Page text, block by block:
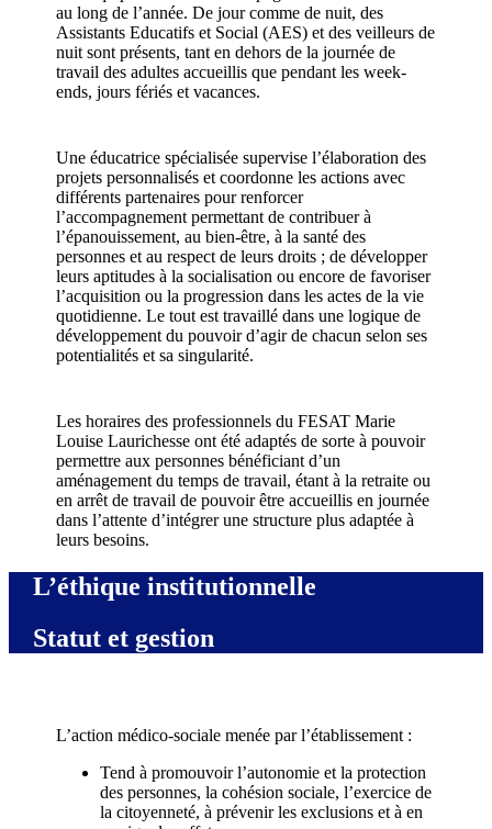
au long de l’année. De jour comme de nuit, des
Assistants Educatifs et Social (AES) et des veilleurs de
nuit sont présents, tant en dehors de la journée de
travail des adultes accueillis que pendant les week-
ends, jours fériés et vacances.
Une éducatrice spécialisée supervise l’élaboration des
projets personnalisés et coordonne les actions avec
différents partenaires pour renforcer
l’accompagnement permettant de contribuer à
l’épanouissement, au bien-être, à la santé des
personnes et au respect de leurs droits ; de développer
leurs aptitudes à la socialisation ou encore de favoriser
l’acquisition ou la progression dans les actes de la vie
quotidienne. Le tout est travaillé dans une logique de
développement du pouvoir d’agir de chacun selon ses
potentialités et sa singularité.
Les horaires des professionnels du FESAT Marie
Louise Laurichesse ont été adaptés de sorte à pouvoir
permettre aux personnes bénéficiant d’un
aménagement du temps de travail, étant à la retraite ou
en arrêt de travail de pouvoir être accueillis en journée
dans l’attente d’intégrer une structure plus adaptée à
leurs besoins.
L’éthique institutionnelle
Statut et gestion
L’action médico-sociale menée par l’établissement :
Tend à promouvoir l’autonomie et la protection
des personnes, la cohésion sociale, l’exercice de
la citoyenneté, à prévenir les exclusions et à en